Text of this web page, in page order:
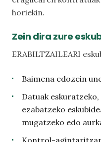
horiekin.
Zein dira zure
ERABILTZAILEARI
Baimena edozein
Datuak
ezabatzeko
mugatzeko edo
Kontrol-